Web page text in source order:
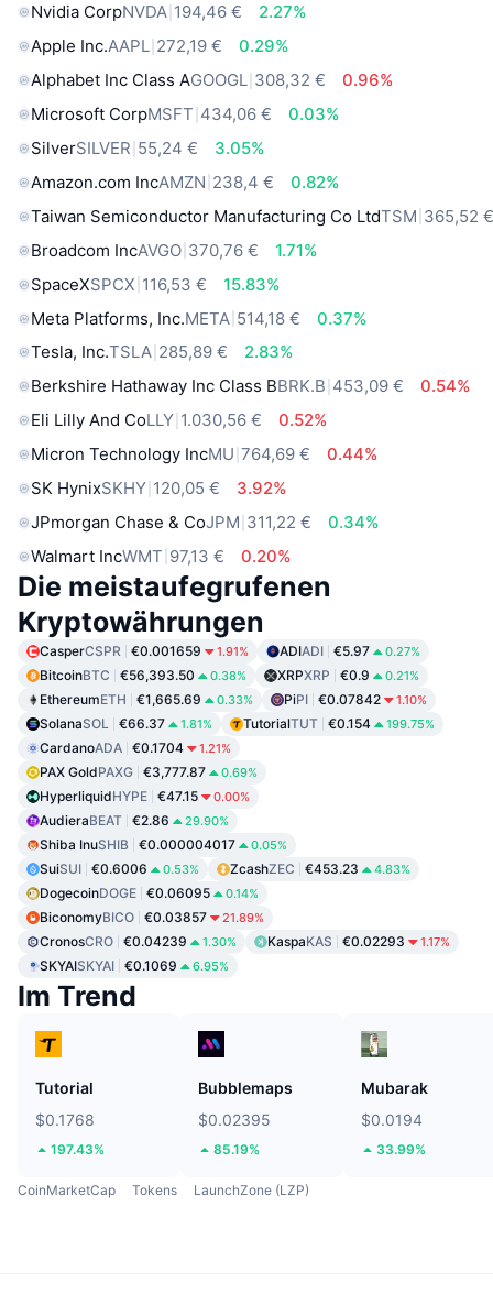
Nvidia CorpNVDA 194,46 €
2.27%
Apple Inc.AAPL 272,19 €
0.29%
Alphabet Inc Class AGOOGL 308,32 €
0.96%
Microsoft CorpMSFT 434,06 €
0.03%
SilverSILVER 55,24 €
3.05%
Amazon.com IncAMZN 238,4 €
0.82%
Taiwan Semiconductor Manufacturing Co LtdTSM 365,52
Broadcom IncAVGO 370,76 €
1.71%
SpaceXSPCX 116,53 €
15.83%
Meta Platforms, Inc.META 514,18 €
0.37%
Tesla, Inc.TSLA 285,89 €
2.83%
Berkshire Hathaway Inc Class BBRK.B 453,09 €
0.54%
Eli Lilly And CoLLY 1.030,56 €
0.52%
Micron Technology IncMU 764,69 €
0.44%
SK HynixSKHY 120,05 €
3.92%
JPmorgan Chase & CoJPM 311,22 €
0.34%
Walmart IncWMT 97,13 € 0.20%
Die meistaufegrufenen
Kryptowährungen
CasperCSPR €0.001659 1.91% ADIADI €5.97 0.27%
BitcoinBTC €56,393.50 0.38% XRPXRP €0.9 0.21%
EthereumETH €1,665.69 0.33% PiPI €0.07842 1.10%
SolanaSOL €66.37 1.81% TutorialTUT €0.154 199.75%
CardanoADA €0.1704 1.21%
PAX GoldPAXG €3,777.87 0.69%
HyperliquidHYPE €47.15 0.00%
AudieraBEAT €2.86 29.90%
Shiba InuSHIB €0.000004017 0.05%
SuiSUI €0.6006 0.53% ZcashZEC €453.23 4.83%
DogecoinDOGE €0.06095 0.14%
BiconomyBICO €0.03857 21.89%
CronosCRO €0.04239 1.30% KaspaKAS €0.02293 1.17%
SKYAISKYAI €0.1069 6.95%
Im Trend
Tutorial
$0.1768
197.43%
Bubblemaps
$0.02395
85.19%
Mubarak
$0.0194
33.99%
CoinMarketCap Tokens LaunchZone (LZP)